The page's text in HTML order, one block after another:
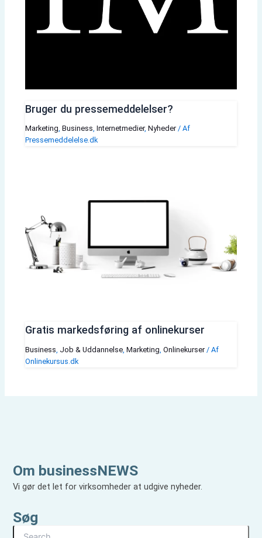
Bruger du pressemeddelelser?
Marketing, Business, Internetmedier, Nyheder/ Af
Pressemeddelelse.dk
Gratis markedsføring af onlinekurser
Business, Job & Uddannelse, Marketing, Onlinekurser/ Af
Onlinekursus.dk
Om businessNEWS
Vi gør det let for virksomheder at udgive nyheder.
Søg